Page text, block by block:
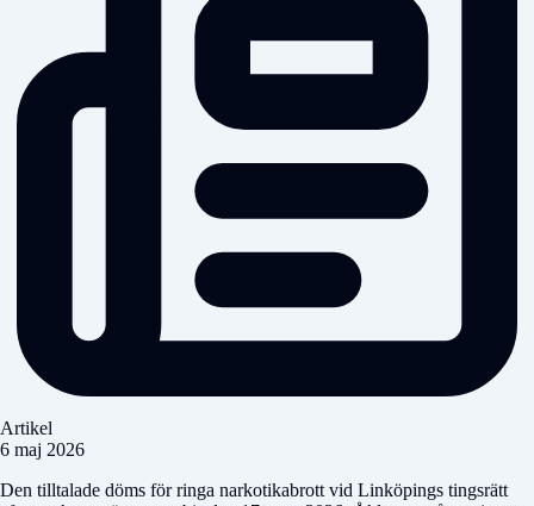
Artikel
6 maj 2026
Den tilltalade döms för ringa narkotikabrott vid Linköpings tingsrätt